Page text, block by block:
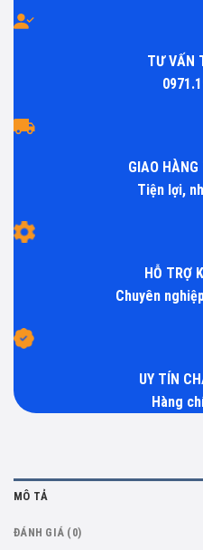
TƯ VẤN
GIAO HÀNG
Tiện lợi,
HỖ TRỢ
Chuyên
UY TÍN
Hàng
MÔ TẢ
ĐÁNH GIÁ (0)